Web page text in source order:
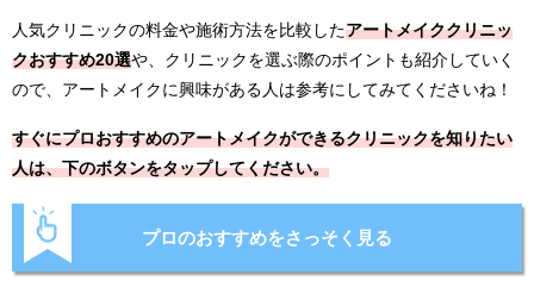
人気クリニックの料金や施術方法を比較したアートメイククリニッ
クおすすめ20選や、クリニックを選ぶ際のポイントも紹介していく
ので、アートメイクに興味がある人は参考にしてみてくださいね！
すぐにプロおすすめのアートメイクができるクリニックを知りたい
人は、下のボタンをタップしてください。
プロのおすすめをさっそく見る